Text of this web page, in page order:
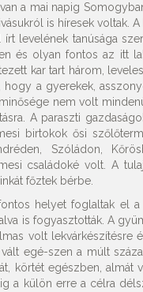
a mai napig
is híresek voltak.
levelének tanúsága
és olyan fontos az itt
kar tart három,
a gyerekek,
nem volt
A paraszti
birtokok ősi
Szóládon,
családoké volt. A
főztek bérbe.
helyet foglaltak el
is fogyasztották. A
volt lekvárkészítésre
egé-szen a múlt
körtét egészben, almát
a külön erre a célra